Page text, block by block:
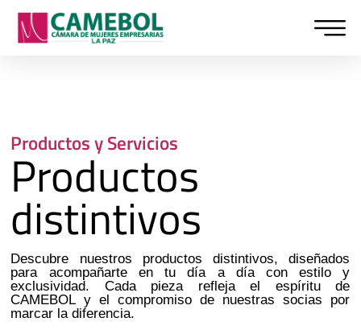
contenido
Productos y Servicios
Productos
distintivos
Descubre nuestros productos distintivos, diseñados
para acompañarte en tu día a día con estilo y
exclusividad. Cada pieza refleja el espíritu de
CAMEBOL y el compromiso de nuestras socias por
marcar la diferencia.